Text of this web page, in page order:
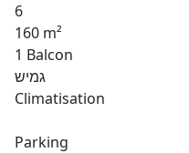
6
160 m²
1 Balcon
גמיש
Climatisation
Parking